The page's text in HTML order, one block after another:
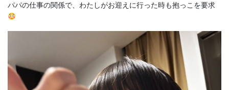
パパの仕事の関係で、わたしがお迎えに行った時も抱っこを要求